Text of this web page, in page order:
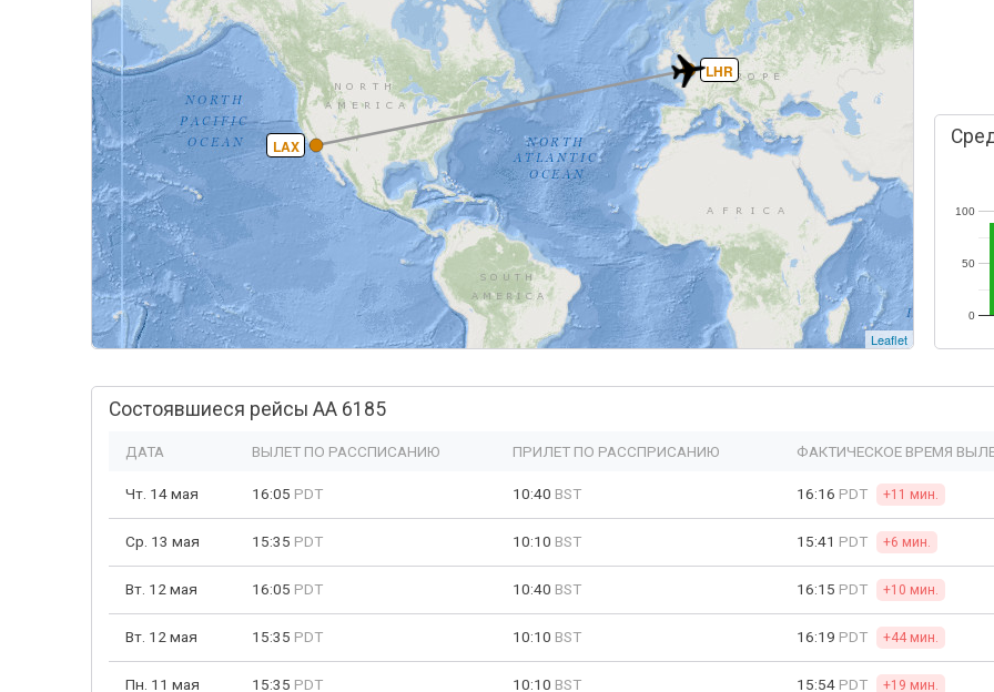
LAX
LHR
Leaflet
0
50
100
Состоявшиеся рейсы AA 6185
ДАТА ВЫЛЕТ ПО РАССПИСАНИЮ ПРИЛЕТ ПО РАССПРИСАНИЮ ФАКТИЧЕСКОЕ ВРЕМЯ
Чт. 14 мая 16:05 PDT 10:40 BST 16:16 PDT +11 мин.
Ср. 13 мая 15:35 PDT 10:10 BST 15:41 PDT +6 мин.
Вт. 12 мая 16:05 PDT 10:40 BST 16:15 PDT +10 мин.
Вт. 12 мая 15:35 PDT 10:10 BST 16:19 PDT +44 мин.
Пн. 11 мая 15:35 PDT 10:10 BST 15:54 PDT +19 мин.